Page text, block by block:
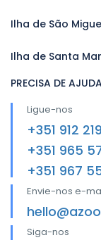
Ilha de São
Ilha de Santa
PRECISA DE
Ligue-nos
+351 912
+351 965
+351 967
Envie-nos e-
Siga-nos